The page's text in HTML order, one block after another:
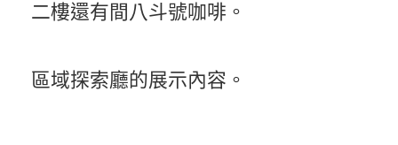
二樓還有間八斗號咖啡。
區域探索廳的展示內容。